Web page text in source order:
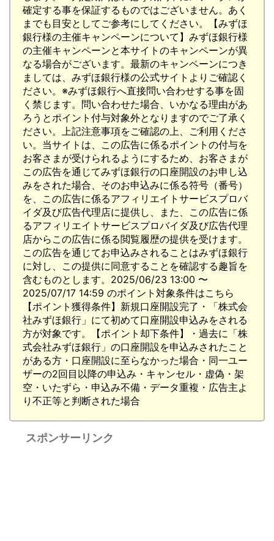
確定する事を保証するものではございません。あく
までも目安としてご参考にしてください。【みずほ
銀行様の主催キャンペーンについて】みずほ銀行様
の主催キャンペーンと本サイトのキャンペーンが異
なる場合がございます。最新のキャンペーンにつき
ましては、みずほ銀行様の公式サイトよりご確認く
ださい。※みずほ銀行へ直接問い合わせする事を固
く禁じます。問い合わせた場合、いかなる理由があ
ろうとポイント付与対象外となりますのでご了承く
ださい。上記注意事項をご確認の上、ご利用くださ
い。当サイトは、この広告に係るポイントの付与を
お客さまが受けられるようにするため、お客さまが
この広告を通じてみずほ銀行の口座開設のお申し込
みをされた場合、そのお申込みに係る符号（番号）
を、この広告に係るアフィリエイトサービスプロバ
イダ及び広告代理店に提供し、また、この広告に係
るアフィリエイトサービスプロバイダ及び広告代理
店からこの広告に係る閲覧履歴の提供を受けます。
この広告を通じてお申込みされることはみずほ銀行
に対し、この提供に同意することを確認する趣旨を
含むものとします。2025/06/23 13:00 〜
2025/07/17 14:59 のポイント対象条件はこちら
【ポイント獲得条件】新規口座開設完了・「株式会
社みずほ銀行」にて初めて口座開設申込みをされる
方が対象です。【ポイント却下条件】・過去に「株
式会社みずほ銀行」の口座開設を申込みされたこと
がある方・口座開設に至らなかった場合・同一ユー
ザーの2回目以降の申込み・キャンセル・虚偽・架
空・いたずら・申込み不備・データ重複・広告主よ
り不正等と判断された場合
スポンサーリンク